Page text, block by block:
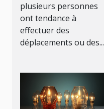
plusieurs personnes
ont tendance à
effectuer des
déplacements ou des...